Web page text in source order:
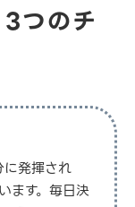
つのチ
発揮され
ます。毎日決